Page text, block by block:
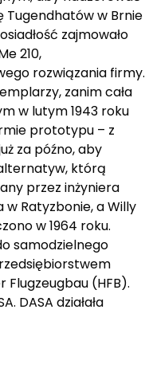
Tugendhatów w Brnie
zajmowało
210,
rozwiązania firmy.
zanim cała
w lutym 1943 roku
prototypu – z
za późno, aby
którą
przez inżyniera
Ratyzbonie, a Willy
w 1964 roku.
samodzielnego
(HFB).
DASA działała